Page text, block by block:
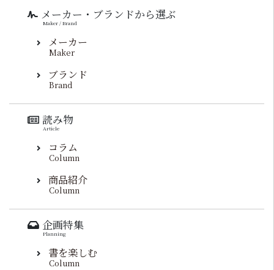
メーカー・ブランドから選ぶ
Maker / Brand
メーカー
Maker
ブランド
Brand
読み物
Article
コラム
Column
商品紹介
Column
企画特集
Planning
書を楽しむ
Column